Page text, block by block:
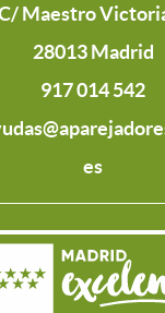
Maestro
28013 Madrid
917 014 542
es